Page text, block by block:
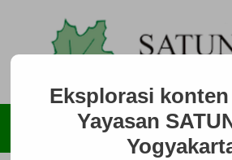
Menu
Eksplorasi
Yayasan